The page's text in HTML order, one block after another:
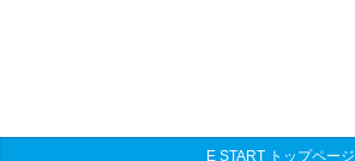
E START トップページ